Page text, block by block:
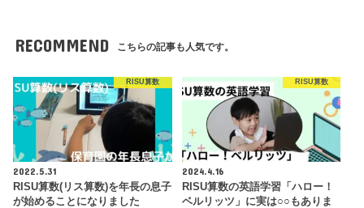
RECOMMEND こちらの記事も人気です。
RISU算数
2022.5.31
RISU算数(リス算数)を年長の息子
が始めることになりました
RISU算数
2024.4.16
RISU算数の英語学習「ハロー！
ベルリッツ」に実は○○もありま